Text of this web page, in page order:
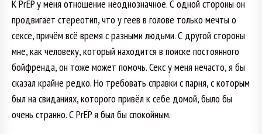
К PrEP у меня отношение неоднозначное. С одной стороны он
продвигает стереотип, что у геев в голове только мечты о
сексе, причём всё время с разными людьми. С другой стороны
мне, как человеку, который находится в поиске постоянного
бойфренда, он тоже может помочь. Секс у меня нечасто, я бы
сказал крайне редко. Но требовать справки с парня, с которым
был на свиданиях, которого привёл к себе домой, было бы
очень странно. С PrEP я был бы спокойным.